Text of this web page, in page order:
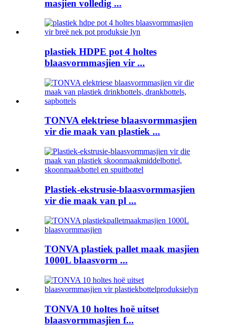
masjien volledig ...
plastiek HDPE pot 4 holtes
blaasvormmasjien vir ...
TONVA elektriese blaasvormmasjien
vir die maak van plastiek ...
Plastiek-ekstrusie-blaasvormmasjien
vir die maak van pl ...
TONVA plastiek pallet maak masjien
1000L blaasvorm ...
TONVA 10 holtes hoë uitset
blaasvormmasjien f...